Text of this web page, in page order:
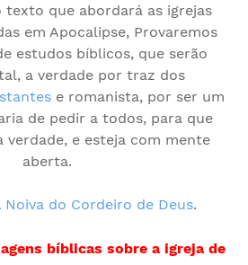
texto que abordará as igrejas
em Apocalipse, Provaremos
estudos bíblicos, que serão
a verdade por traz dos
e romanista, por ser um
de pedir a todos, para que
verdade, e esteja com mente
aberta.
Noiva do Cordeiro de Deus.
bíblicas sobre a igreja de